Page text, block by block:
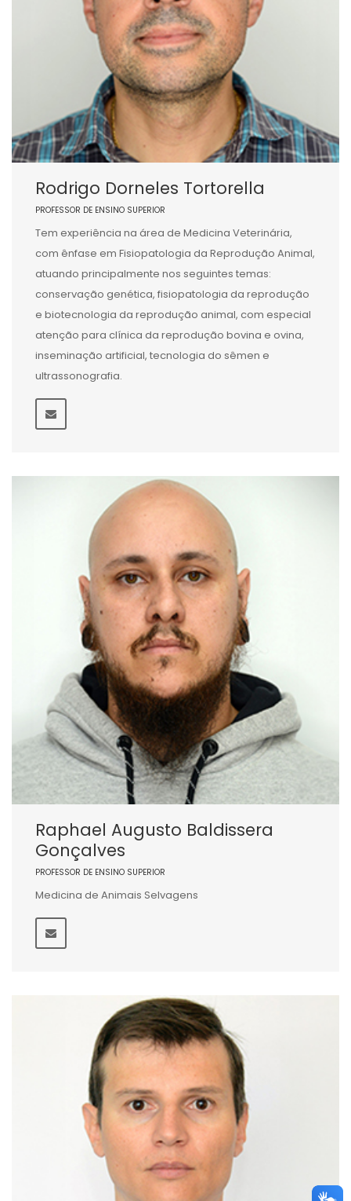
Rodrigo Dorneles Tortorella
PROFESSOR DE ENSINO SUPERIOR
Tem experiência na área de Medicina Veterinária,
com ênfase em Fisiopatologia da Reprodução Animal,
atuando principalmente nos seguintes temas:
conservação genética, fisiopatologia da reprodução
e biotecnologia da reprodução animal, com especial
atenção para clínica da reprodução bovina e ovina,
inseminação artificial, tecnologia do sêmen e
ultrassonografia.
Raphael Augusto Baldissera
Gonçalves
PROFESSOR DE ENSINO SUPERIOR
Medicina de Animais Selvagens